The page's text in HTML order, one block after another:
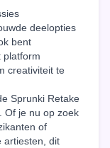
deelopties
bent
platform
creativiteit te
Sprunki Retake
Of je nu op zoek
of
artiesten, dit